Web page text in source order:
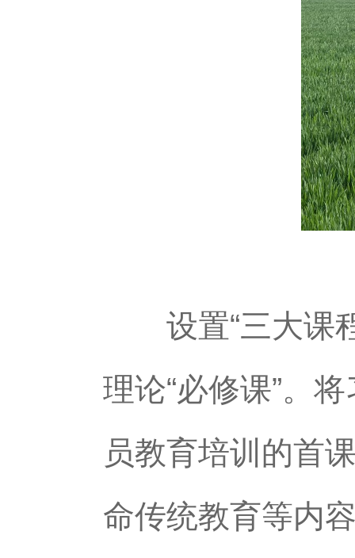
设置“三大课程
理论“必修课”。
员教育培训的首
命传统教育等内